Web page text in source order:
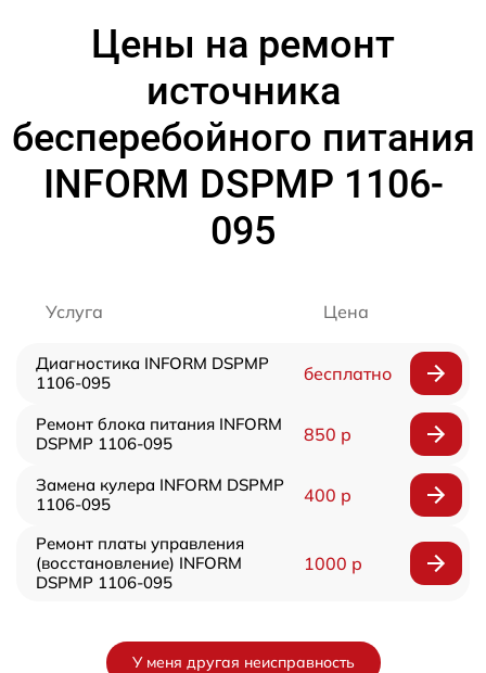
Цены на ремонт
источника
бесперебойного питания
INFORM DSPMP 1106-
095
Услуга Цена
Диагностика INFORM DSPMP
1106-095
бесплатно
Ремонт блока питания INFORM
DSPMP 1106-095
850 р
Замена кулера INFORM DSPMP
1106-095
400 р
Ремонт платы управления
(восстановление) INFORM
DSPMP 1106-095
1000 р
У меня другая неисправность